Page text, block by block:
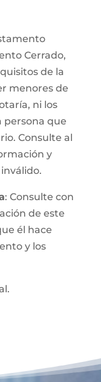
Cerrado,
de la
menores de
ni los
persona que
Consulte al
y
: Consulte con
de este
él hace
y los